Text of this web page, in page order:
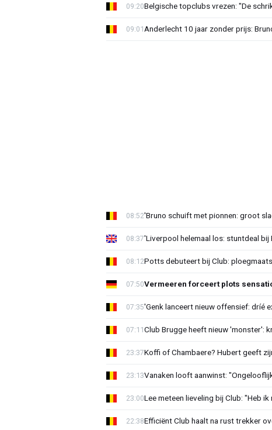
Belgische topclubs vrezen: "De
09:20
Anderlecht 10 jaar zonder prijs:
09:01
'Bruno schuift met pionnen: groot
08:52
'Liverpool helemaal los: stuntdeal bij
08:37
Potts debuteert bij Club:
08:12
Vermeeren forceert plots
07:50
'Genk lanceert nieuw offensief: dríé
07:35
Club Brugge heeft nieuw 'monster':
07:11
Koffi of Chambaere? Hubert geeft
23:37
Vanaken looft aanwinst:
23:13
Lee meteen lieveling bij Club: "Heb
23:00
Efficiënt Club haalt na rust trekker
22:38